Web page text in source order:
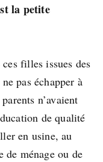
la petite
filles issues des
pas échapper à
n’avaient
de qualité
en usine, au
ménage ou de